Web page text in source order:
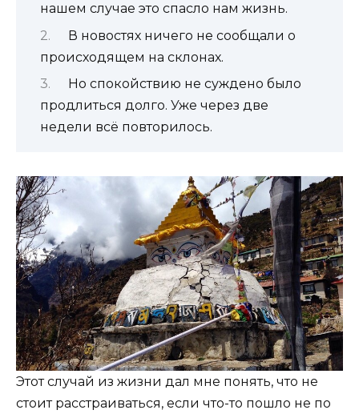
нашем случае это спасло нам жизнь.
В новостях ничего не сообщали о
происходящем на склонах.
Но спокойствию не суждено было
продлиться долго. Уже через две
недели всё повторилось.
Этот случай из жизни дал мне понять, что не
стоит расстраиваться, если что-то пошло не по